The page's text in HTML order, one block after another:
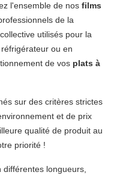
l'ensemble de nos films
de la
utilisés pour la
ou en
de vos plats à
sur des critères strictes
et de prix
qualité de produit au
priorité !
différentes longueurs,